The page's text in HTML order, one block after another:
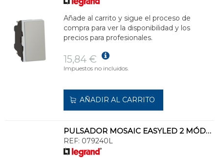
Añade al carrito y sigue el proceso de
compra para ver la disponibilidad y los
precios para profesionales.
15,84 €
Impuestos no incluidos.
AÑADIR AL CARRITO
PULSADOR MOSAIC EASYLED 2 MÓDULO 6A, ALUMINIO
REF: 079240L